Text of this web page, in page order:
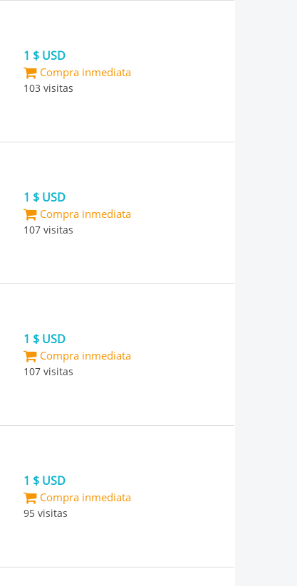
1 $ USD
Compra inmediata
103 visitas
1 $ USD
Compra inmediata
107 visitas
1 $ USD
Compra inmediata
107 visitas
1 $ USD
Compra inmediata
95 visitas